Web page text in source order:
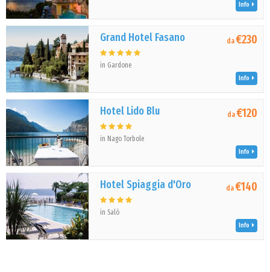
Info
Grand Hotel Fasano
in Gardone
da€230
Info
Hotel Lido Blu
in Nago Torbole
da€120
Info
Hotel Spiaggia d'Oro
in Salò
da€140
Info